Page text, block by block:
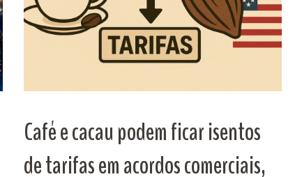
Café e cacau podem ficar isentos
de tarifas em acordos comerciais,